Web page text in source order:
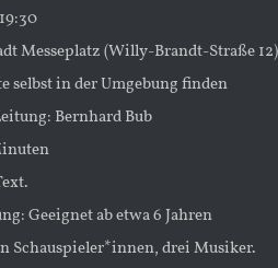
Messeplatz (Willy-Brandt-Straße 12)
selbst in der Umgebung finden
Bernhard Bub
Geeignet ab etwa 6 Jahren
Schauspieler*innen, drei Musiker.